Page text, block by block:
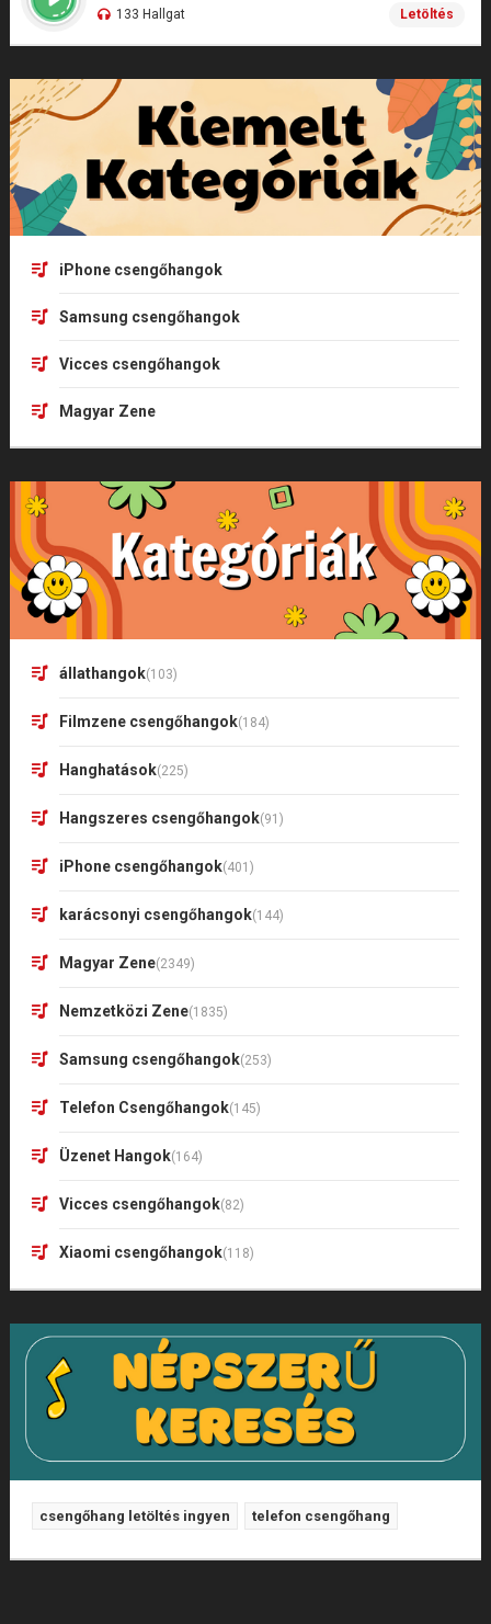
133 Hallgat Letöltés
iPhone csengőhangok
Samsung csengőhangok
Vicces csengőhangok
Magyar Zene
állathangok(103)
Filmzene csengőhangok(184)
Hanghatások(225)
Hangszeres csengőhangok(91)
iPhone csengőhangok(401)
karácsonyi csengőhangok(144)
Magyar Zene(2349)
Nemzetközi Zene(1835)
Samsung csengőhangok(253)
Telefon Csengőhangok(145)
Üzenet Hangok(164)
Vicces csengőhangok(82)
Xiaomi csengőhangok(118)
csengőhang letöltés ingyen telefon csengőhang